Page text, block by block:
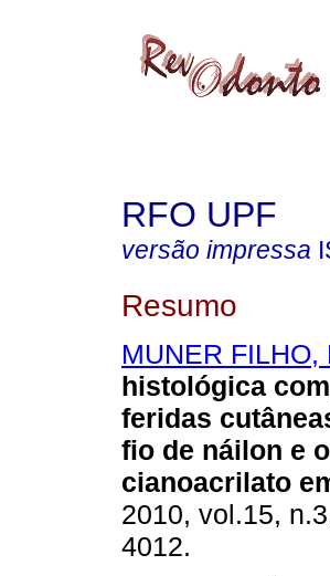
RFO UPF
versão impressa
Resumo
MUNER FILHO,
histológica
feridas
fio de náilon e
cianoacrilato
2010, vol.15,
4012.